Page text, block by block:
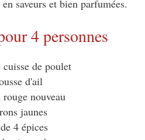
saveurs et bien parfumées.
4 personnes
cuisse de poulet
d'ail
nouveau
jaunes
4 épices